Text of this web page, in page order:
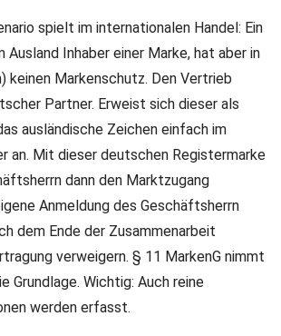
spielt im internationalen Handel: Ein
Ausland Inhaber einer Marke, hat aber in
keinen Markenschutz. Den Vertrieb
Partner. Erweist sich dieser als
ausländische Zeichen einfach im
an. Mit dieser deutschen Registermarke
dann den Marktzugang
Anmeldung des Geschäftsherrn
dem Ende der Zusammenarbeit
verweigern. § 11 MarkenG nimmt
Grundlage. Wichtig: Auch reine
werden erfasst.